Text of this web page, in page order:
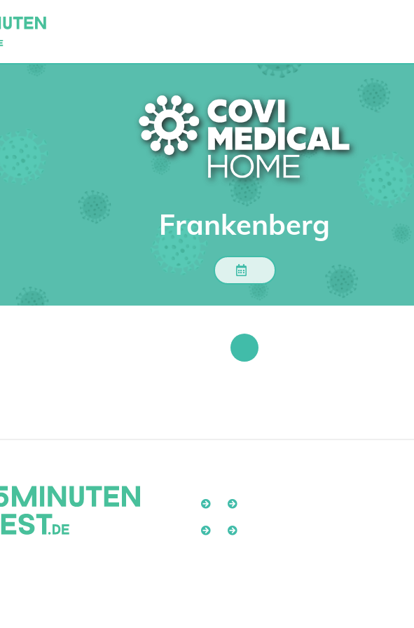
Frankenberg